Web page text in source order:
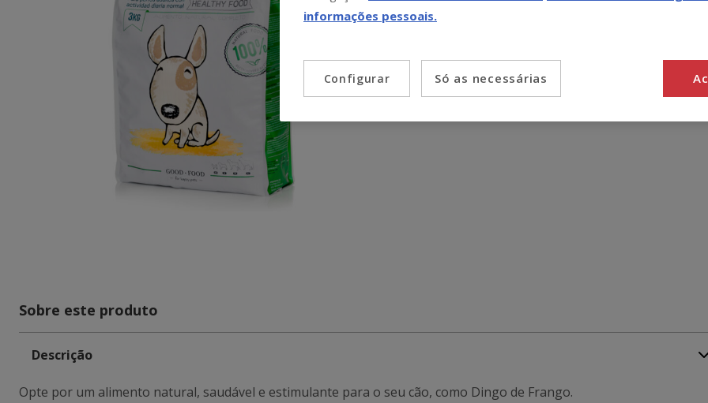
(3.85€ / kg)
Sobre este produto
Descrição
Opte por um alimento natural, saudável e estimulante para o seu cão, como Dingo de Frango.
informações pessoais.
Só as necessárias
Configurar